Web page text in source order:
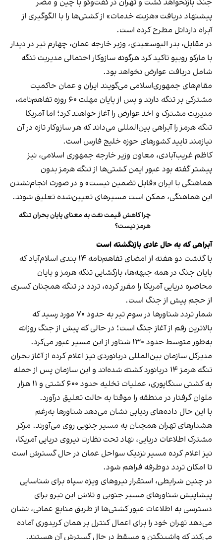
جنگ بازنخواهد گشت و تهران در گفت‌وگو با چین و مصر
پیشنهاد دریافت «هزینه خدمات» از کشتی‌ها را با الگوگیری از
آبراه داردانل مطرح کرده است.
در مقابل، بدر البوسعیدی، وزیر خارجه عمان، چهارم تیر در دیدار
با مارکو روبیو تاکید کرد هرگونه سازوکار احتمالی مدیریت تنگه
شامل دریافت عوارض نخواهد بود.
مقام‌های جمهوری‌اسلامی می‌گویند ایران و عمان حاکمیت
مشترکی بر تنگه دارند و پس از پایان مهلت ۶۰ روزه تفاهم‌نامه،
مدیریت مشترک و اخذ عوارض را آغاز خواهند کرد؛ اما آمریکا
تنگه هرمز را آبراهی بین‌المللی می‌داند که هر سازوکار تازه در آن
نیازمند تایید کشورهای حوزه خلیج فارس است.
کاظم غریب‌آبادی، معاون وزیر خارجه جمهوری اسلامی، نیز
پیشتر گفته بود عبور ایمن کشتی‌ها از تنگه هرمز بدون
هماهنگی با ایران «قابل تضمین نیست» و در صورت انجام‌نشدن
این هماهنگی، ممکن است مسیرهای تعیین‌شده تعلیق شوند.
چرا کاهش قیمت نفت به معنای پایان بحران تنگه
هرمز نیست؟
آبراهی که به حال عادی بازنگشته است
با گذشت دو هفته از امضای تفاهم‌نامه ۱۴ بندی اسلام‌آباد که
پایان جنگ در همه جبهه‌ها، بازگشایی تنگه هرمز و پایان
محاصره دریایی آمریکا را مقرر کرده، تردد در تنگه همچنان کسری
از حجم پیش از جنگ است.
شمار تردد شناورها در سوم تیر به حدود ۷۰ مورد رسید که
بالاترین رقم از آغاز جنگ است؛ در حالی که پیش از جنگ روزانه
به‌طور متوسط حدود ۱۳۰ شناور از این مسیر عبور می‌کرد.
مدیرکل سازمان بین‌المللی دریانوردی نیز اعلام کرده از آغاز بحران
تنگه هرمز ۱۴ دریانورد کشته شده‌اند و این سازمان پس از حمله
به کشتی سنگاپوری، عملیات تخلیه حدود ۶۰۰ کشتی و ۱۱ هزار
ملوان گرفتار در منطقه را موقتا به حالت تعلیق درآورد.
با این حال داده‌های ردیابی نشان می‌دهد شناورها به‌رغم
هشدارهای تهران همچنان به مسیر جنوبی روی می‌آورند. مرکز
مشترک اطلاعات دریایی، نهاد تحت نظارت نیروی دریایی آمریکا،
نیز اعلام کرده مسیر نزدیک سواحل عمان در حال گسترش است
تا امکان تردد دوطرفه فراهم شود.
در چنین شرایطی، استقرار نیروهای ویژه سپاه برای شناسایی
پیشاپیش شناورهای مسیر جنوبی و تلاش این نیرو برای
دسترسی به اطلاعات عبور کشتی‌ها از طریق منابع عمانی، نشان
می‌دهد تهران خود را برای اعمال کنترل بر همان کریدوری آماده
می‌کند که واشینگتن و مسقط در حال گسترش آن هستند.